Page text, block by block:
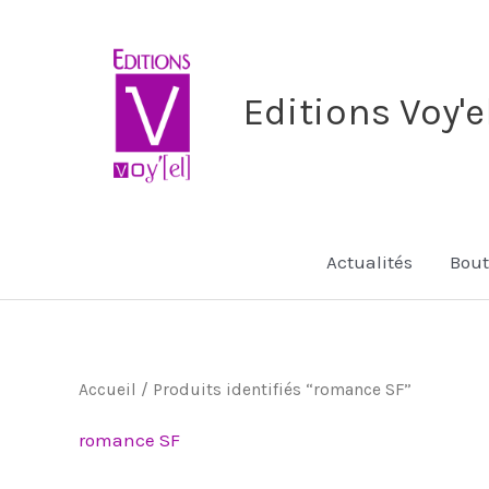
Editions
Actualités
Accueil / Produits identifiés “romance SF”
romance SF